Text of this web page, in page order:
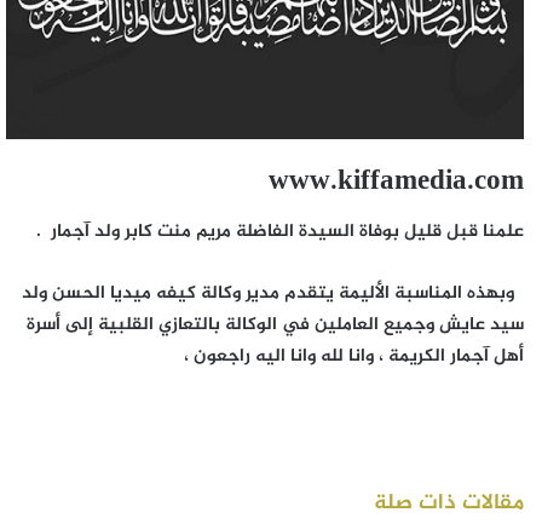
www.kiffamedia.com
علمنا قبل قليل بوفاة السيدة الفاضلة مريم منت كابر ولد آجمار .
وبهذه المناسبة الأليمة يتقدم مدير وكالة كيفه ميديا الحسن ولد
سيد عايش وجميع العاملين في الوكالة بالتعازي القلبية إلى أسرة
أهل آجمار الكريمة ، وانا لله وانا اليه راجعون ،
مقالات ذات صلة